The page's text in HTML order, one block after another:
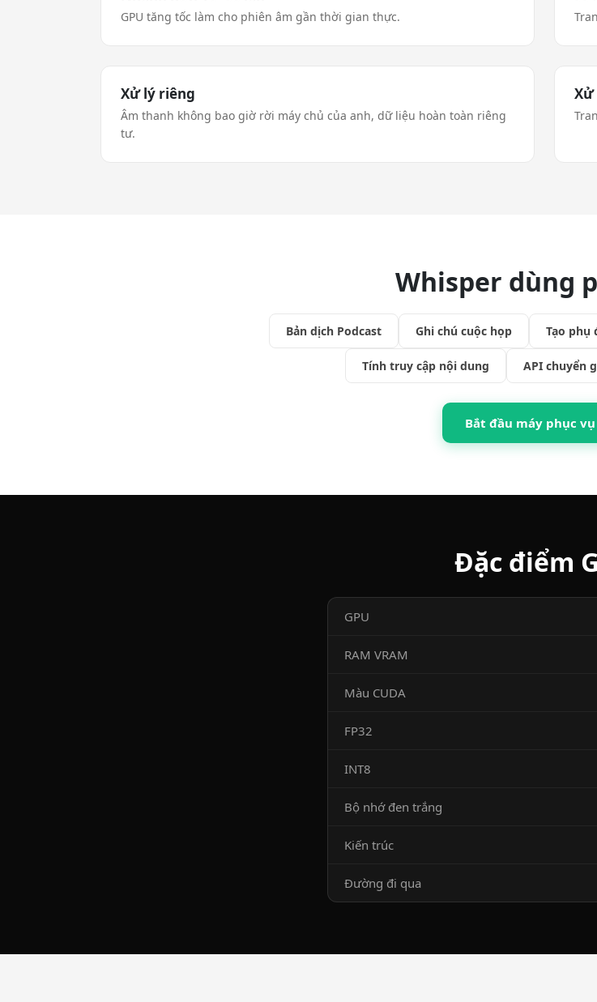
GPU tăng tốc làm cho phiên âm gần thời gian thực.
Xử lý riêng
Âm thanh không bao giờ rời máy chủ của anh, dữ liệu hoàn toàn riêng
tư.
Xử
Whisper dùng
Bản dịch Podcast Ghi chú cuộc họp Tạo phụ
Tính truy cập nội dung API chuyển
Bắt đầu máy phục vụ
Đặc điểm
GPU
RAM VRAM
Màu CUDA
FP32
INT8
Bộ nhớ đen trắng
Kiến trúc
Đường đi qua